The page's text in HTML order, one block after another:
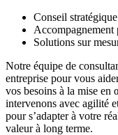
Conseil
Accompagnement
Solutions sur
Notre équipe de
entreprise pour vous
vos besoins à la mise en
intervenons avec agilité
pour s’adapter à votre
valeur à long terme.